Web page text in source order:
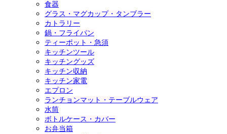
食器
グラス・マグカップ・タンブラー
カトラリー
鍋・フライパン
ティーポット・急須
キッチンツール
キッチングッズ
キッチン収納
キッチン家電
エプロン
ランチョンマット・テーブルウェア
水筒
ボトルケース・カバー
お弁当箱